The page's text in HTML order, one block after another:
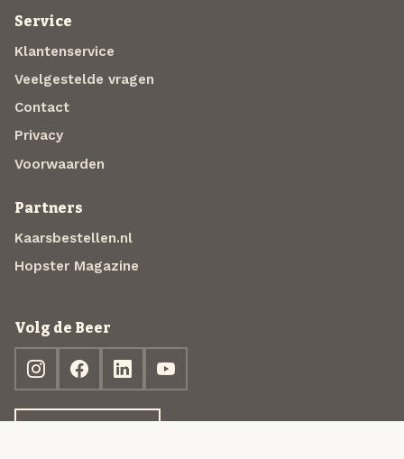
Service
Klantenservice
Veelgestelde vragen
Contact
Privacy
Voorwaarden
Partners
Kaarsbestellen.nl
Hopster Magazine
Volg de Beer